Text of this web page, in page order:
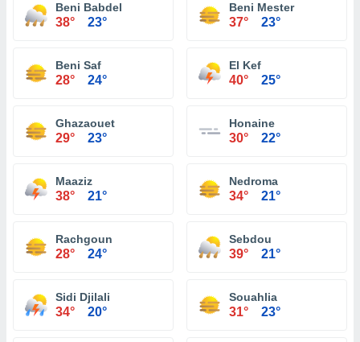
Beni Babdel
38° 23°
Beni Mester
37° 23°
Beni Saf
28° 24°
El Kef
40° 25°
Ghazaouet
29° 23°
Honaine
30° 22°
Maaziz
38° 21°
Nedroma
34° 21°
Rachgoun
28° 24°
Sebdou
39° 21°
Sidi Djilali
34° 20°
Souahlia
31° 23°